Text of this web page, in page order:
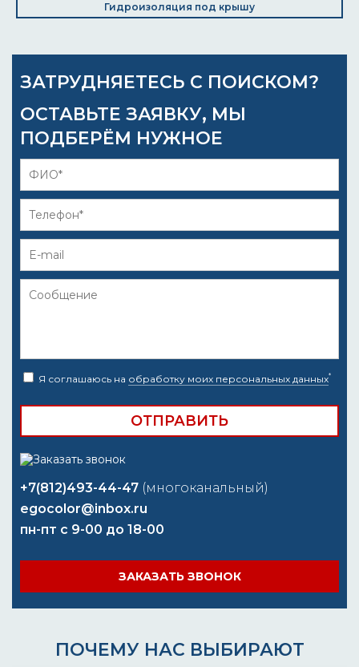
Гидроизоляция под крышу
ЗАТРУДНЯЕТЕСЬ С ПОИСКОМ?
ОСТАВЬТЕ ЗАЯВКУ, МЫ
ПОДБЕРЁМ НУЖНОЕ
Я соглашаюсь на обработку моих персональных данных*
+7(812)493-44-47 (многоканальный)
egocolor@inbox.ru
пн-пт с 9-00 до 18-00
ЗАКАЗАТЬ ЗВОНОК
ПОЧЕМУ НАС ВЫБИРАЮТ